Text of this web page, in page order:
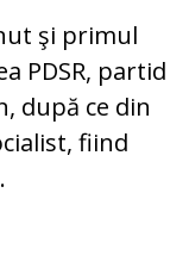
şi primul
PDSR, partid
după ce din
fiind